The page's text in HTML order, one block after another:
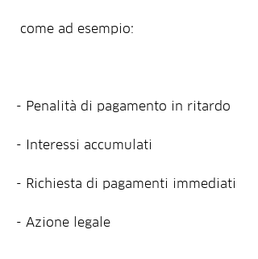
come ad esempio:
- Penalità di pagamento in ritardo
- Interessi accumulati
- Richiesta di pagamenti immediati
- Azione legale